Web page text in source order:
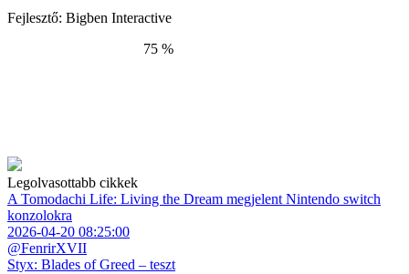
Fejlesztő: Bigben Interactive
75 %
Legolvasottabb cikkek
A Tomodachi Life: Living the Dream megjelent Nintendo switch
konzolokra
2026-04-20 08:25:00
@FenrirXVII
Styx: Blades of Greed – teszt